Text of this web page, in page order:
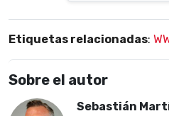
Etiquetas relacionadas:
Sobre el autor
Sebastián